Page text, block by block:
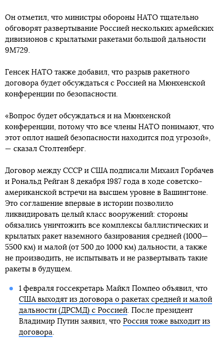
Он отметил, что министры обороны НАТО тщательно
обговорят развертывание Россией нескольких армейских
дивизионов с крылатыми ракетами большой дальности
9М729.
Генсек НАТО также добавил, что разрыв ракетного
договора будет обсуждаться с Россией на Мюнхенской
конференции по безопасности.
«Вопрос будет обсуждаться и на Мюнхенской
конференции, потому что все члены НАТО понимают, что
этот оплот нашей безопасности находится под угрозой»,
— сказал Столтенберг.
Договор между СССР и США подписали Михаил Горбачев
и Рональд Рейган 8 декабря 1987 года в ходе советско-
американской встречи на высшем уровне в Вашингтоне.
Это соглашение впервые в истории позволило
ликвидировать целый класс вооружений: стороны
обязались уничтожить все комплексы баллистических и
крылатых ракет наземного базирования средней (1000—
5500 км) и малой (от 500 до 1000 км) дальности, а также
не производить, не испытывать и не развертывать такие
ракеты в будущем.
1 февраля госсекретарь Майкл Помпео объявил, что
США выходят из договора о ракетах средней и малой
дальности (ДРСМД) с Россией. После президент
Владимир Путин заявил, что Россия тоже выходит из
договора.